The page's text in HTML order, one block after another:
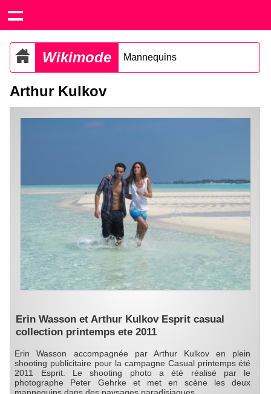
Wikimode Mannequins
Arthur Kulkov
Erin Wasson et Arthur Kulkov Esprit casual
collection printemps ete 2011
Erin Wasson accompagnée par Arthur Kulkov en plein
shooting publicitaire pour la campagne Casual printemps été
2011 Esprit. Le shooting photo a été réalisé par le
photographe Peter Gehrke et met en scène les deux